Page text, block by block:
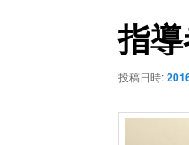
指
投稿日時: